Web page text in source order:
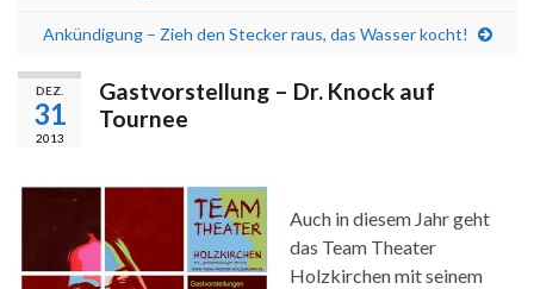
Ankündigung – Zieh den Stecker raus, das Wasser kocht!
DEZ.
31
2013
Gastvorstellung – Dr. Knock auf
Tournee
Auch in diesem Jahr geht
das Team Theater
Holzkirchen mit seinem